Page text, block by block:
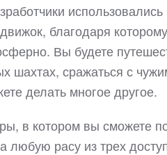
благодаря
Вы будете
шахтах, сражаться с
делать многое другое.
в котором вы сможете
любую расу из трех